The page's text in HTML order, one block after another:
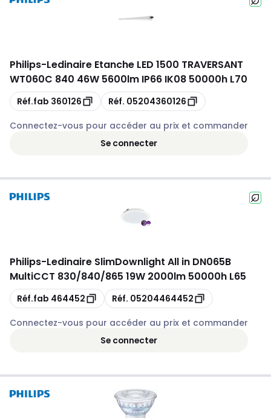
Philips-Ledinaire Etanche LED 1500 TRAVERSANT
WT060C 840 46W 5600lm IP66 IK08 50000h L70
Copie
Réf.fab 360126 Copie
Réf. 05204360126
Connectez-vous pour accéder au prix et commander
Se connecter
Philips-Ledinaire SlimDownlight All in DN065B
MultiCCT 830/840/865 19W 2000lm 50000h L65
Copie
Réf.fab 464452 Copie
Réf. 05204464452
Connectez-vous pour accéder au prix et commander
Se connecter